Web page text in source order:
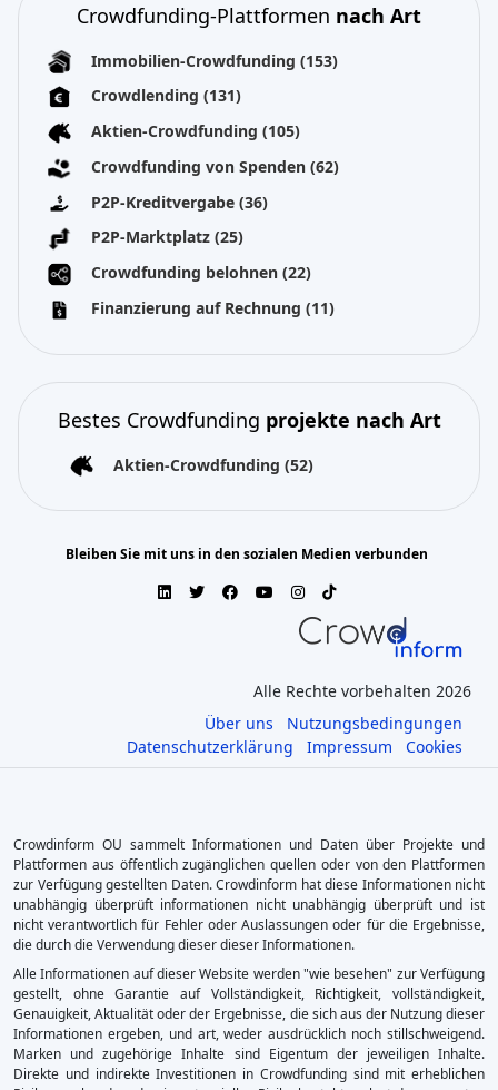
Crowdfunding-Plattformen nach Art
Immobilien-Crowdfunding (153)
Crowdlending (131)
Aktien-Crowdfunding (105)
Crowdfunding von Spenden (62)
P2P-Kreditvergabe (36)
P2P-Marktplatz (25)
Crowdfunding belohnen (22)
Finanzierung auf Rechnung (11)
Bestes Crowdfunding projekte nach Art
Aktien-Crowdfunding (52)
Bleiben Sie mit uns in den sozialen Medien verbunden
Alle Rechte vorbehalten 2026
Über uns
Nutzungsbedingungen
Datenschutzerklärung
Impressum Cookies
Crowdinform OU sammelt Informationen und Daten über Projekte und
Plattformen aus öffentlich zugänglichen quellen oder von den Plattformen
zur Verfügung gestellten Daten. Crowdinform hat diese Informationen nicht
unabhängig überprüft informationen nicht unabhängig überprüft und ist
nicht verantwortlich für Fehler oder Auslassungen oder für die Ergebnisse,
die durch die Verwendung dieser dieser Informationen.
Alle Informationen auf dieser Website werden "wie besehen" zur Verfügung
gestellt, ohne Garantie auf Vollständigkeit, Richtigkeit, vollständigkeit,
Genauigkeit, Aktualität oder der Ergebnisse, die sich aus der Nutzung dieser
Informationen ergeben, und art, weder ausdrücklich noch stillschweigend.
Marken und zugehörige Inhalte sind Eigentum der jeweiligen Inhalte.
Direkte und indirekte Investitionen in Crowdfunding sind mit erheblichen